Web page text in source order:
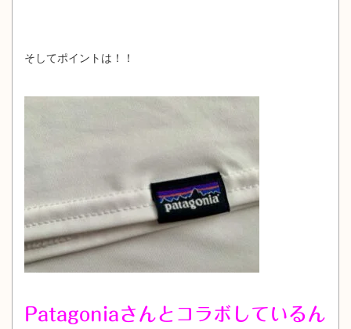
そしてポイントは！！
Patagoniaさんとコラボしているん